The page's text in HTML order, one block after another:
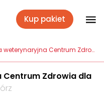
Kup pakiet
Przychodnia weterynaryjna Centrum Zdrowia dla Zwierząt
Zdrowia dla